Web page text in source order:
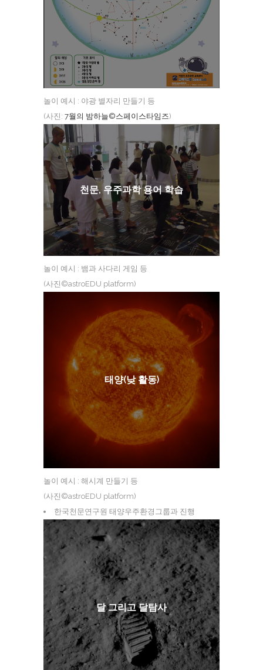
놀이 예시 : 야광 별자리 만들기 등
(사진: 7월의 밤하늘©스페이스타임즈)
천문, 우주과학 용어 학습
놀이 예시 : 뱀과 사다리 게임 등
(사진©astroEDU platform)
태양(낮 활동)
놀이 예시 : 해시계 만들기 등
(사진©astroEDU platform)
한국천문연구원 태양우주환경그룹과 진행
달 그리고 달탐사